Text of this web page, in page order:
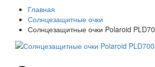
Главная
Солнцезащитные очки
Солнцезащитные очки Polaroid